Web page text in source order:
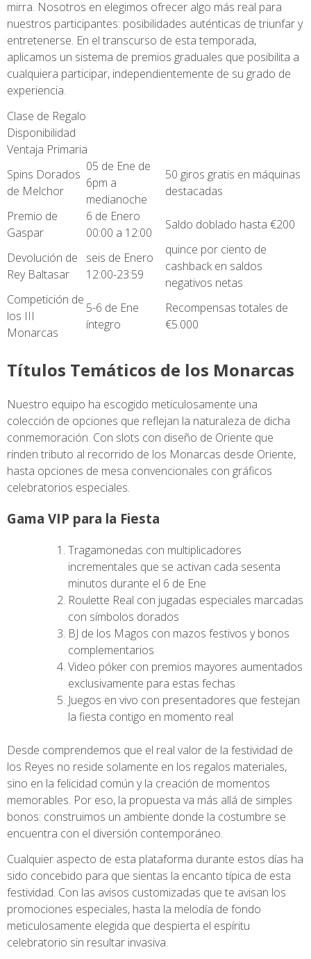
mirra. Nosotros en elegimos ofrecer algo más real para
nuestros participantes: posibilidades auténticas de triunfar y
entretenerse. En el transcurso de esta temporada,
aplicamos un sistema de premios graduales que posibilita a
cualquiera participar, independientemente de su grado de
experiencia.
Clase de Regalo
Disponibilidad
Ventaja Primaria
Spins Dorados
de Melchor
05 de Ene de
6pm a
medianoche
50 giros gratis en máquinas
destacadas
Premio de
Gaspar
6 de Enero
00:00 a 12:00
Saldo doblado hasta €200
Devolución de
Rey Baltasar
seis de Enero
12:00-23:59
quince por ciento de
cashback en saldos
negativos netas
Competición de
los III
Monarcas
5-6 de Ene
íntegro
Recompensas totales de
€5.000
Títulos Temáticos de los Monarcas
Nuestro equipo ha escogido meticulosamente una
colección de opciones que reflejan la naturaleza de dicha
conmemoración. Con slots con diseño de Oriente que
rinden tributo al recorrido de los Monarcas desde Oriente,
hasta opciones de mesa convencionales con gráficos
celebratorios especiales.
Gama VIP para la Fiesta
Tragamonedas con multiplicadores
incrementales que se activan cada sesenta
minutos durante el 6 de Ene
Roulette Real con jugadas especiales marcadas
con símbolos dorados
BJ de los Magos con mazos festivos y bonos
complementarios
Video póker con premios mayores aumentados
exclusivamente para estas fechas
Juegos en vivo con presentadores que festejan
la fiesta contigo en momento real
Desde comprendemos que el real valor de la festividad de
los Reyes no reside solamente en los regalos materiales,
sino en la felicidad común y la creación de momentos
memorables. Por eso, la propuesta va más allá de simples
bonos: construimos un ambiente donde la costumbre se
encuentra con el diversión contemporáneo.
Cualquier aspecto de esta plataforma durante estos días ha
sido concebido para que sientas la encanto típica de esta
festividad. Con las avisos customizadas que te avisan los
promociones especiales, hasta la melodía de fondo
meticulosamente elegida que despierta el espíritu
celebratorio sin resultar invasiva.